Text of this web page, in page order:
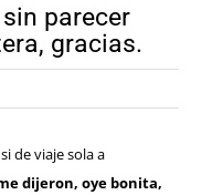
parecer
gracias.
deviaje sola a
dijeron, oye bonita,